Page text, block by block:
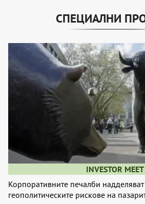
СПЕЦИАЛНИ
INVESTOR MEET
Корпоративните печалби
геополитическите рискове на